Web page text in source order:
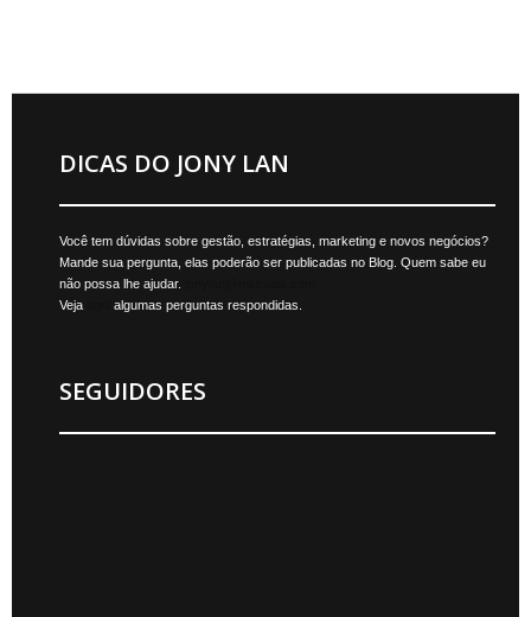
DICAS DO JONY LAN
Você tem dúvidas sobre gestão, estratégias, marketing e novos negócios?
Mande sua pergunta, elas poderão ser publicadas no Blog. Quem sabe eu
não possa lhe ajudar.
Veja
algumas perguntas respondidas.
SEGUIDORES